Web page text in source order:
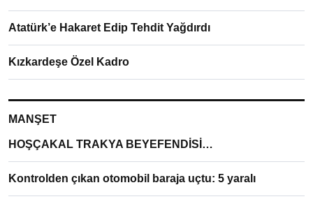
Atatürk’e Hakaret Edip Tehdit Yağdırdı
Kızkardeşe Özel Kadro
MANŞET
HOŞÇAKAL TRAKYA BEYEFENDİSİ…
Kontrolden çıkan otomobil baraja uçtu: 5 yaralı